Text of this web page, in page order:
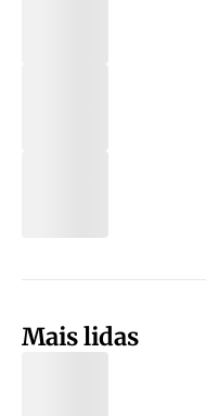
Mais lidas